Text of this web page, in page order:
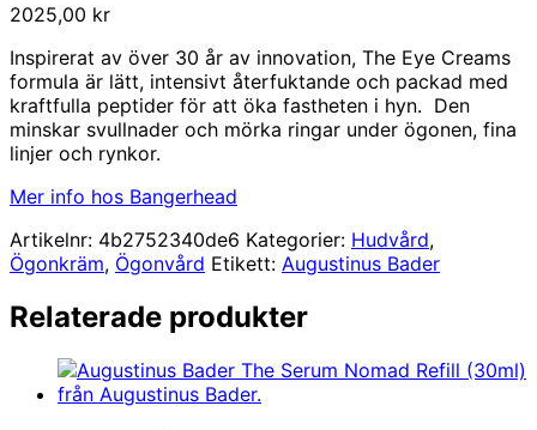
2025,00 kr
Inspirerat av över 30 år av innovation, The Eye Creams
formula är lätt, intensivt återfuktande och packad med
kraftfulla peptider för att öka fastheten i hyn. Den
minskar svullnader och mörka ringar under ögonen, fina
linjer och rynkor.
Mer info hos Bangerhead
Artikelnr: 4b2752340de6 Kategorier: Hudvård,
Ögonkräm, Ögonvård Etikett: Augustinus Bader
Relaterade produkter